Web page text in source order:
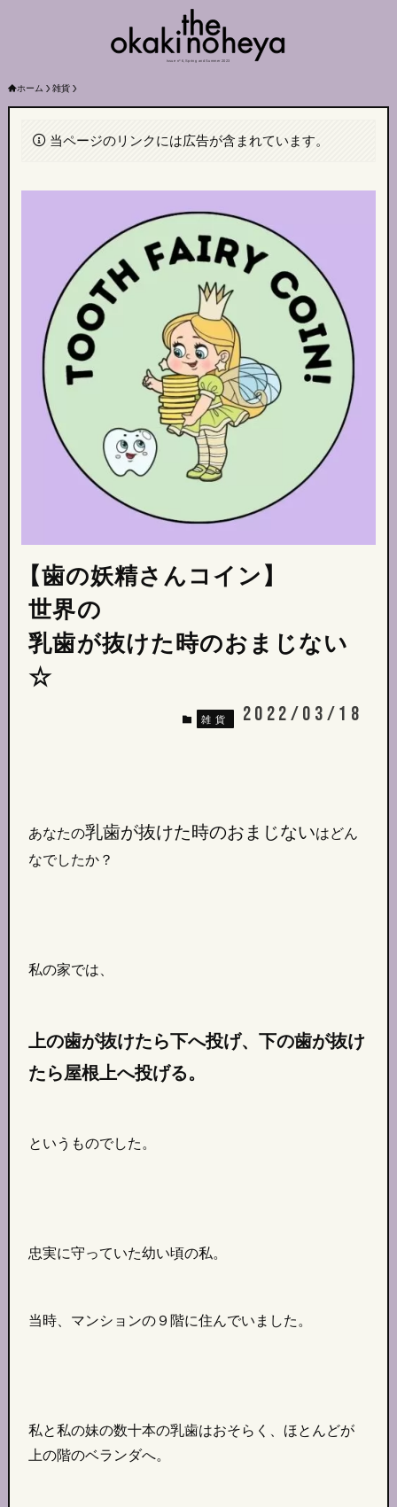
Issue nº 6, Spring and Summer 2023
ホーム 雑貨
当ページのリンクには広告が含まれています。
【歯の妖精さんコイン】
世界の
乳歯が抜けた時のおまじない
☆
雑貨 2022/03/18
あなたの乳歯が抜けた時のおまじないはどん
なでしたか？
私の家では、
上の歯が抜けたら下へ投げ、下の歯が抜け
たら屋根上へ投げる。
というものでした。
忠実に守っていた幼い頃の私。
当時、マンションの９階に住んでいました。
私と私の妹の数十本の乳歯はおそらく、ほとんどが
上の階のベランダへ。